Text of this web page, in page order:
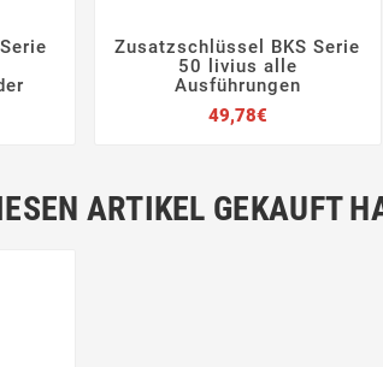
 
Zusatzschlüssel BKS Serie
50 livius alle
Ausführungen
49,78€Preis
ARTIKEL GEKAUFT